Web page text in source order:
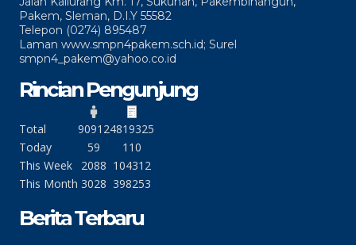
Pakem, Sleman, D.I.Y 55582
Telepon (0274) 895487
Laman www.smpn4pakem.sch.id; Surel
smpn4_pakem@yahoo.co.id
Rincian Pengunjung
Total 909124819325
Today
59
110
This Week
2088 104312
This Month 3028 398253
Berita Terbaru